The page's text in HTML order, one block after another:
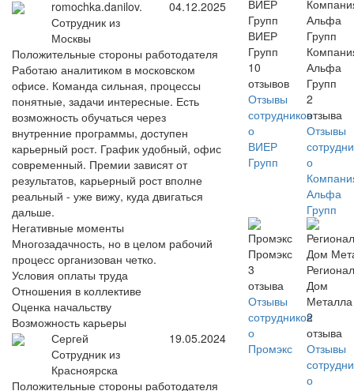
romochka.danilov.
Сотрудник из
Москвы
04.12.2025
Положительные стороны работодателя
Работаю аналитиком в московском
офисе. Команда сильная, процессы
понятные, задачи интересные. Есть
возможность обучаться через
внутренние программы, доступен
карьерный рост. График удобный, офис
современный. Премии зависят от
результатов, карьерный рост вполне
реальный - уже вижу, куда двигаться
дальше.
Негативные моменты
Многозадачность, но в целом рабочий
процесс организован четко.
Условия оплаты труда
Отношения в коллективе
Оценка начальству
Возможность карьеры
Сергей
Сотрудник из
Красноярска
19.05.2024
Положительные стороны работодателя
ВИЕР
Групп
10
отзывов
Отзывы
сотрудников
о
ВИЕР
Групп
Альфа
Групп
2
отзыва
Отзывы
о
Альфа
Групп
Промэкс
3
отзыва
Отзывы
сотрудников
о
Промэкс
Дом
Металла
2
отзыва
Отзывы
о